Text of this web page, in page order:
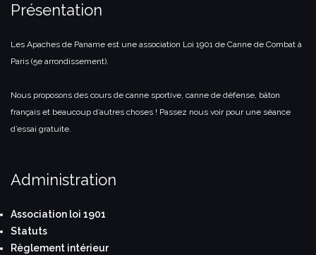
Présentation
Les Apaches de Paname est une association Loi 1901 de Canne de Combat à
Paris (5e arrondissement).
Nous proposons des cours de canne sportive, canne de défense, bâton
français et beaucoup d’autres choses ! Passez nous voir pour une séance
d’essai gratuite.
Administration
Association loi 1901
Statuts
Règlement intérieur